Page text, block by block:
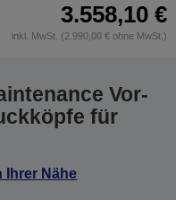
3.558,10 €
inkl. MwSt. (2.990,00 € ohne MwSt.)
Vor-
für
Ihrer Nähe